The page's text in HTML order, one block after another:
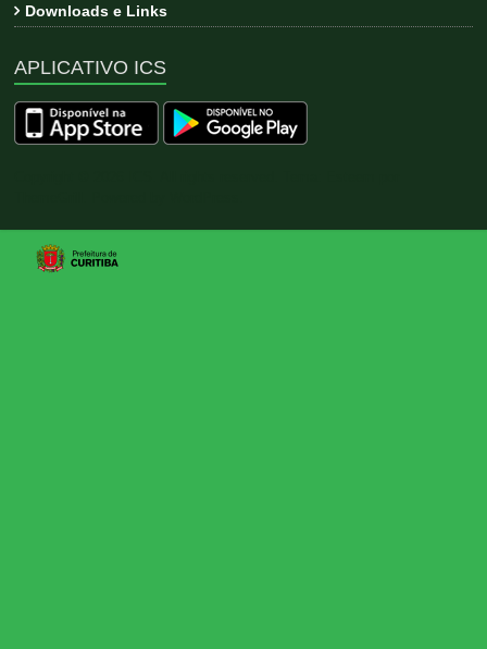
Downloads e Links
APLICATIVO ICS